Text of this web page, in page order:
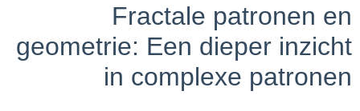
Fractale patronen en
geometrie: Een dieper inzicht
in complexe patronen